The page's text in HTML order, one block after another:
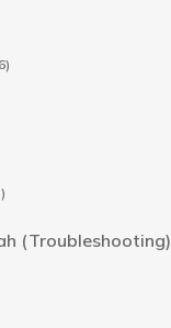
(Troubleshooting)